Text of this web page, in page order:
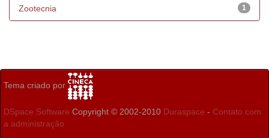
1
Zootecnia
Tema criado por
DSpace Software Copyright © 2002-2010 Duraspace - Contato com
a administração